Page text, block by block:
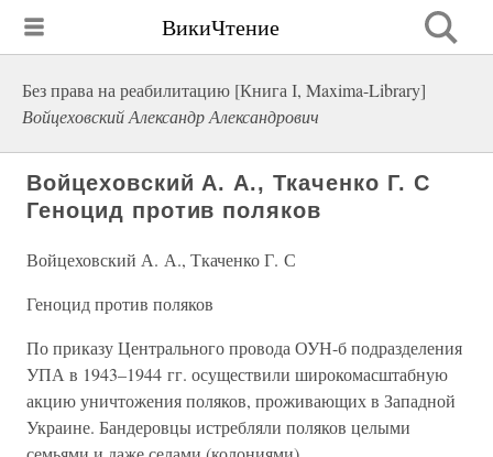
ВикиЧтение
Без права на реабилитацию [Книга І, Maxima-Library]
Войцеховский Александр Александрович
Войцеховский А. А., Ткаченко Г. С
Геноцид против поляков
Войцеховский А. А., Ткаченко Г. С
Геноцид против поляков
По приказу Центрального провода ОУН-б подразделения
УПА в 1943–1944 гг. осуществили широкомасштабную
акцию уничтожения поляков, проживающих в Западной
Украине. Бандеровцы истребляли поляков целыми